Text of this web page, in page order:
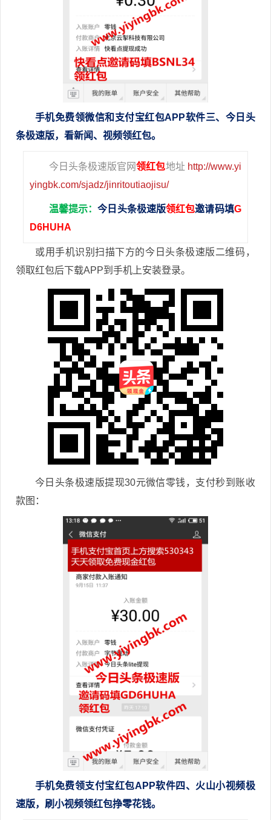
手机免费领微信和支付宝红包APP软件三、今日头
条极速版，看新闻、视频领红包。
今日头条极速版官网领红包地址 http://www.yi
yingbk.com/sjadz/jinritoutiaojisu/
温馨提示：今日头条极速版领红包邀请码填G
D6HUHA
或用手机识别扫描下方的今日头条极速版二维码，
领取红包后下载APP到手机上安装登录。
今日头条极速版提现30元微信零钱，支付秒到账收
款图：
手机免费领支付宝红包APP软件四、火山小视频极
速版，刷小视频领红包挣零花钱。